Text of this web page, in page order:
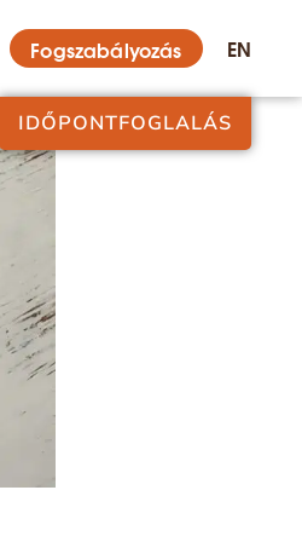
Fogszabályozás EN
IDŐPONTFOGLALÁS